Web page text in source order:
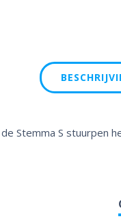
Stemma S stuurpen